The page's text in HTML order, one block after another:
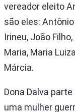
vereador eleito
são eles: Antônio
Irineu, João
Maria, Maria
Márcia.
Dona Dalva
uma mulher